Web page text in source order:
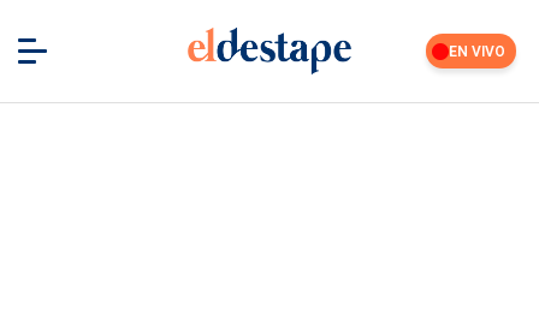
EN VIVO